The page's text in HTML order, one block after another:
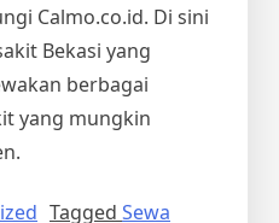
Calmo.co.id. Di sini
Bekasi yang
berbagai
yang mungkin
Tagged Sewa